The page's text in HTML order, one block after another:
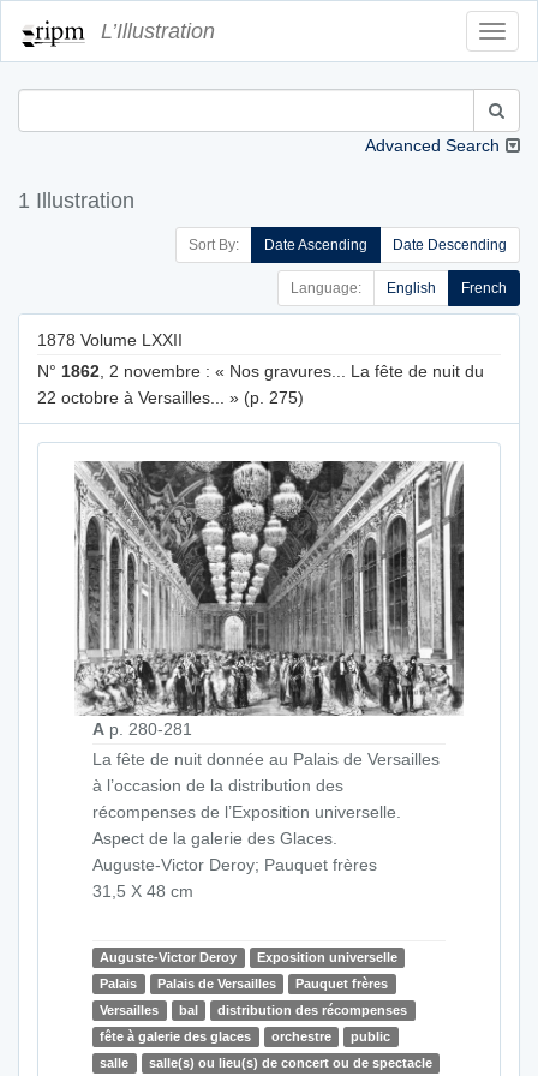
L’Illustration
Advanced Search
1 Illustration
Sort By: Date Ascending Date Descending
Language: English French
1878 Volume LXXII
N° 1862 , 2 novembre : « Nos gravures... La fête de nuit du
22 octobre à Versailles... » (p. 275)
A p. 280-281
La fête de nuit donnée au Palais de Versailles
à l’occasion de la distribution des
récompenses de l’Exposition universelle.
Aspect de la galerie des Glaces.
Auguste-Victor Deroy; Pauquet frères
31,5 X 48 cm
Auguste-Victor Deroy
Exposition universelle
Palais
Palais de Versailles
Pauquet frères
Versailles
bal
distribution des récompenses
fête à galerie des glaces
orchestre
public
salle
salle(s) ou lieu(s) de concert ou de spectacle